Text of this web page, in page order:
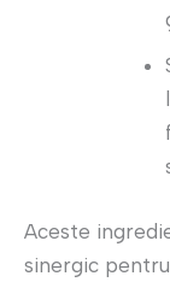
Aceste
sinergic